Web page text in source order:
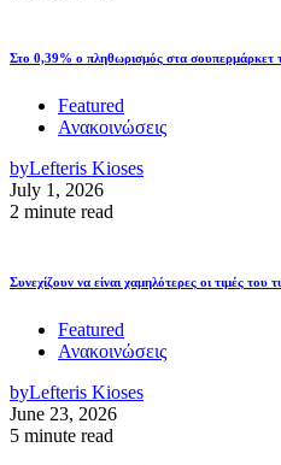
Στο 0,39% ο πληθωρισμός στα σουπερμάρκετ
Featured
Ανακοινώσεις
byLefteris Kioses
July 1, 2026
2 minute read
Συνεχίζουν να είναι χαμηλότερες οι τιμές
Featured
Ανακοινώσεις
byLefteris Kioses
June 23, 2026
5 minute read